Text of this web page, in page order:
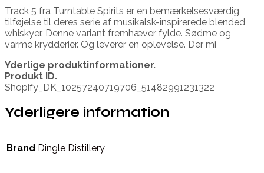
Track 5 fra Turntable Spirits er en bemærkelsesværdig
tilføjelse til deres serie af musikalsk-inspirerede blended
whiskyer. Denne variant fremhæver fylde. Sødme og
varme krydderier. Og leverer en oplevelse. Der mi
Yderlige produktinformationer.
Produkt ID.
Shopify_DK_10257240719706_51482991231322
Yderligere information
Brand Dingle Distillery